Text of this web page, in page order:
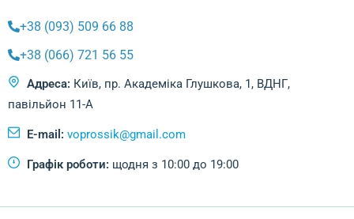
+38 (093) 509 66 88
+38 (066) 721 56 55
Адреса: Київ, пр. Академіка Глушкова, 1, ВДНГ,
павільйон 11-А
E-mail: voprossik@gmail.com
Графік роботи: щодня з 10:00 до 19:00